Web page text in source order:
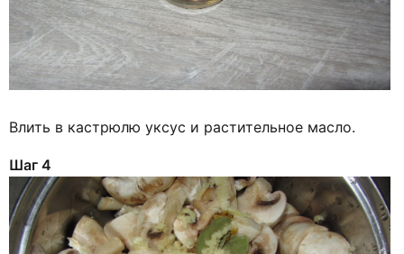
Влить в кастрюлю уксус и растительное масло.
Шаг 4